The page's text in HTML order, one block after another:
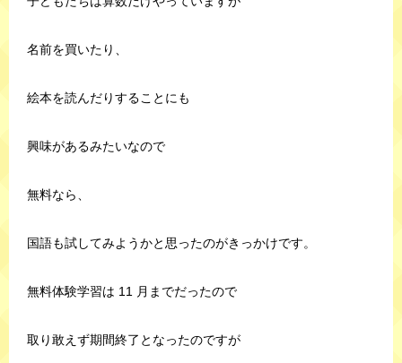
名前を買いたり、
絵本を読んだりすることにも
興味があるみたいなので
無料なら、
国語も試してみようかと思ったのがきっかけです。
無料体験学習は 11 月までだったので
取り敢えず期間終了となったのですが